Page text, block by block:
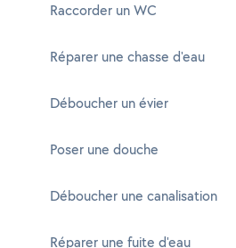
Raccorder un WC
Réparer une chasse d'eau
Déboucher un évier
Poser une douche
Déboucher une canalisation
Réparer une fuite d'eau